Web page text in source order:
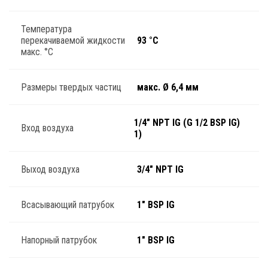
Температура
перекачиваемой жидкости
макс. °C
93 °C
Размеры твердых частиц макс. Ø 6,4 мм
Вход воздуха
1/4" NPT IG (G 1/2 BSP IG)
1)
Выход воздуха 3/4" NPT IG
Всасывающий патрубок 1" BSP IG
Напорный патрубок 1" BSP IG